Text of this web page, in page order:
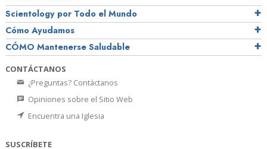
Scientology por Todo el Mundo
Cómo Ayudamos
CÓMO Mantenerse Saludable
CONTÁCTANOS
¿Preguntas? Contáctanos
Opiniones sobre el Sitio Web
Encuentra una Iglesia
SUSCRÍBETE